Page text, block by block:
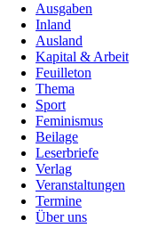
Ausgaben
Inland
Ausland
Kapital & Arbeit
Feuilleton
Thema
Sport
Feminismus
Beilage
Leserbriefe
Verlag
Veranstaltungen
Termine
Über uns